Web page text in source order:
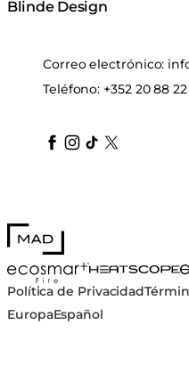
Blinde Design
Correo electrónico:
Teléfono: +352 20 88
blindedesign
blindedesign
blindedesign
blinde-
blindedesign
MAD Design
EcoSmart Fire
Política de Privacidad
EuropaEspañol